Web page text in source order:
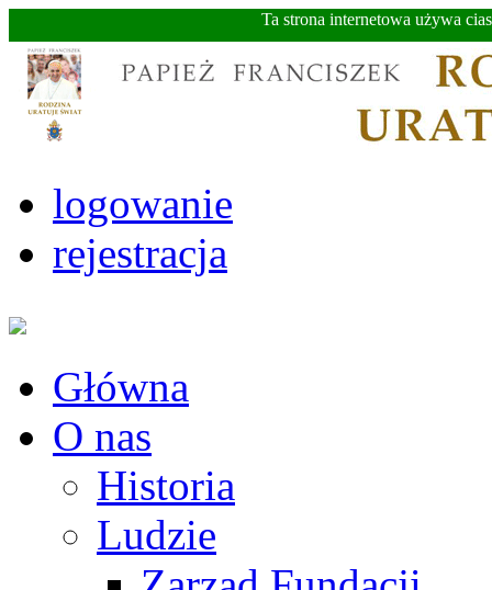
Ta strona internetowa używa
logowanie
rejestracja
Główna
O nas
Historia
Ludzie